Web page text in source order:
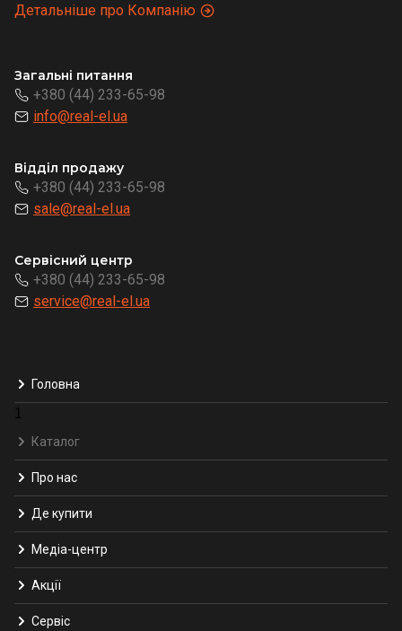
Детальніше про Компанію
Загальні питання
+380 (44) 233-65-98
info@real-el.ua
Відділ продажу
+380 (44) 233-65-98
sale@real-el.ua
Сервісний центр
+380 (44) 233-65-98
service@real-el.ua
Головна
1
Каталог
Про нас
Де купити
Медіа-центр
Акції
Сервіс